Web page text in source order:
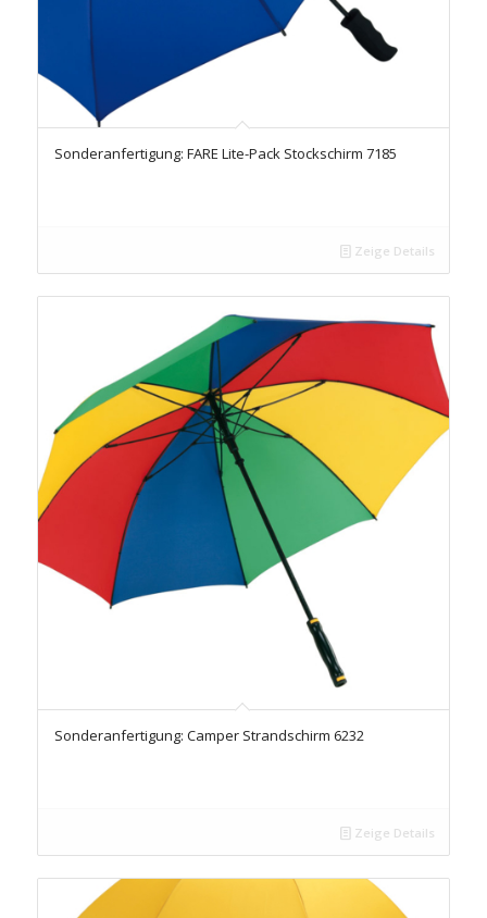
Sonderanfertigung: FARE Lite-Pack Stockschirm 7185
Zeige Details
Sonderanfertigung: Camper Strandschirm 6232
Zeige Details